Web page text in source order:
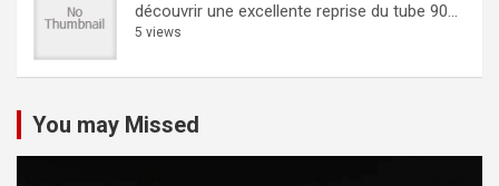
découvrir une excellente reprise du tube 90...
5 views
You may Missed